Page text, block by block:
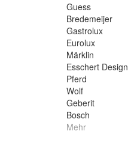
Guess
Bredemeijer
Gastrolux
Eurolux
Märklin
Esschert Design
Pferd
Wolf
Geberit
Bosch
Mehr